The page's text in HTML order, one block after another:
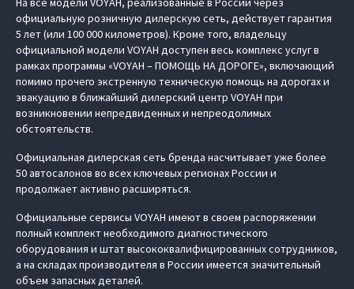
официальную розничную дилерскую сеть, действует гарантия
5 лет (или 100 000 километров). Кроме того, владельцу
официальной модели VOYAH доступен весь комплекс услуг в
рамках программы «VOYAH – ПОМОЩЬ НА ДОРОГЕ», включающий
помимо прочего экстренную техническую помощь на дорогах и
эвакуацию в ближайший дилерский центр VOYAH при
возникновении непредвиденных и непреодолимых
обстоятельств.
Официальная дилерская сеть бренда насчитывает уже более
50 автосалонов во всех ключевых регионах России и
продолжает активно расширяться.
Официальные сервисы VOYAH имеют в своем распоряжении
полный комплект необходимого диагностического
оборудования и штат высококвалифицированных сотрудников,
а на складах производителя в России имеется значительный
объем запасных деталей.